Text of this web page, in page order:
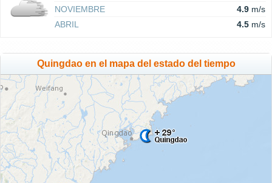
NOVIEMBRE
4.9 m/s
ABRIL
4.5 m/s
Quingdao en el mapa del estado del tiempo